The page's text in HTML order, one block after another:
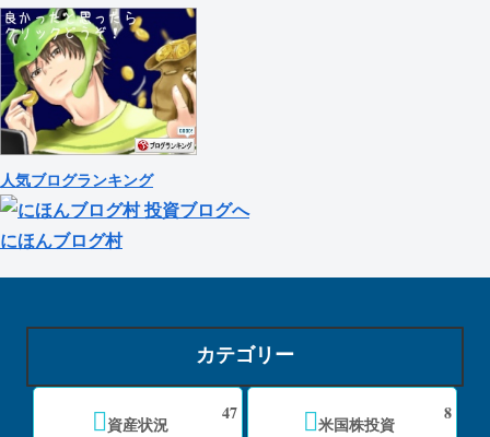
人気ブログランキング
にほんブログ村
カテゴリー
資産状況
47
米国株投資
8